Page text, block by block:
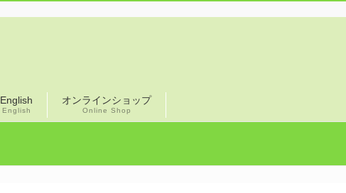
English
English
オンラインショップ
Online Shop